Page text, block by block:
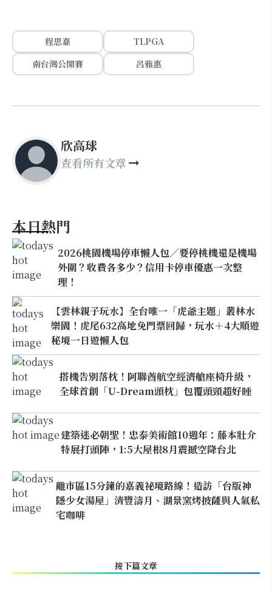
程思嘉
TLPGA
南台灣公開賽
呂雅惠
欣高球
查看所有文章
本日熱門
2026桃園機場停車懶人包／要停桃機還是機場
外圍？收費各多少？信用卡停車優惠一次整
理！
【雲林親子玩水】全台唯一「虎爺主題」叢林水
樂園！虎尾632高地免門票回歸，玩水＋4大順遊
秘境一日遊懶人包
搭機告別落枕！阿聯酋航空經濟艙座椅升級，
全球首創「U-Dream頭枕」包覆頭頸超好睡
建築迷必朝聖！忠泰美術館10週年：藤本壯介
特展打頭陣，1:5大屋根8月震撼空降台北
離市區15分鐘的嘉義祕境路線！造訪「台版神
隱少女湯屋」清豐濤月、湖景窯烤披薩與人氣私
宅咖啡
接下篇文章